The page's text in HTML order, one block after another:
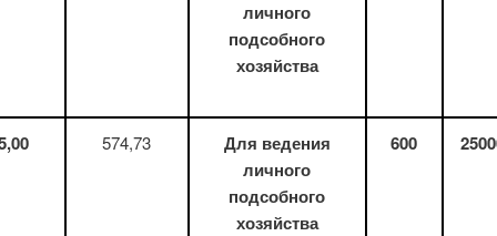
личного
подсобного
хозяйства
,00 574,73
Для ведения
личного
подсобного
хозяйства
600